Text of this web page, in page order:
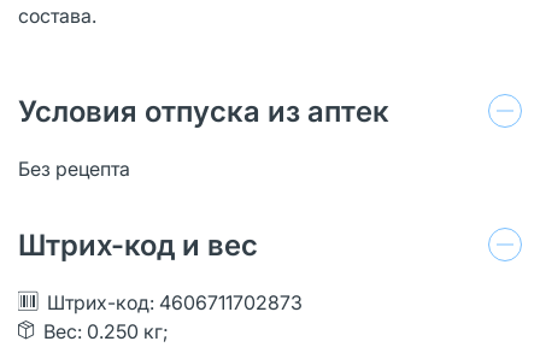
состава.
Условия отпуска из аптек
Без рецепта
Штрих-код и вес
Штрих-код: 4606711702873
Вес: 0.250 кг;